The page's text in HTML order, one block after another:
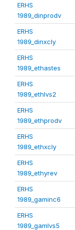
ERHS
1989_dinprodv
ERHS
1989_dinxcly
ERHS
1989_ethastes
ERHS
1989_ethlvs2
ERHS
1989_ethprodv
ERHS
1989_ethxcly
ERHS
1989_ethyrev
ERHS
1989_gaminc6
ERHS
1989_gamlvs5